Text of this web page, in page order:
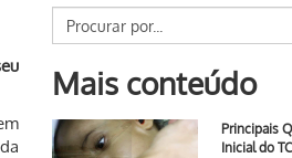
Mais conteúdo
Principais
Inicial do